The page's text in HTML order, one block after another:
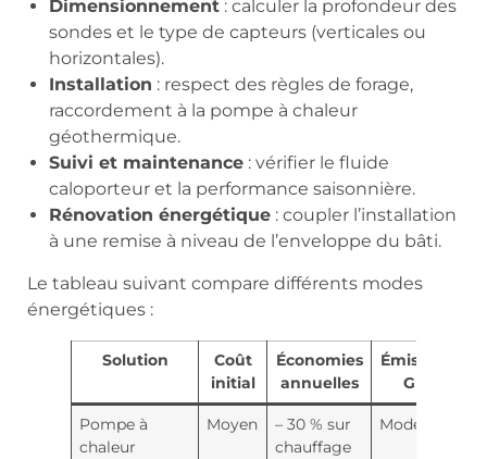
Dimensionnement : calculer la profondeur des
sondes et le type de capteurs (verticales ou
horizontales).
Installation : respect des règles de forage,
raccordement à la pompe à chaleur
géothermique.
Suivi et maintenance : vérifier le fluide
caloporteur et la performance saisonnière.
Rénovation énergétique : coupler l’installation
à une remise à niveau de l’enveloppe du bâti.
Le tableau suivant compare différents modes
énergétiques :
Solution
Coût
initial
Économies
annuelles
Émissions
GES
Pompe à
chaleur
Moyen
– 30 % sur
chauffage
Modérées